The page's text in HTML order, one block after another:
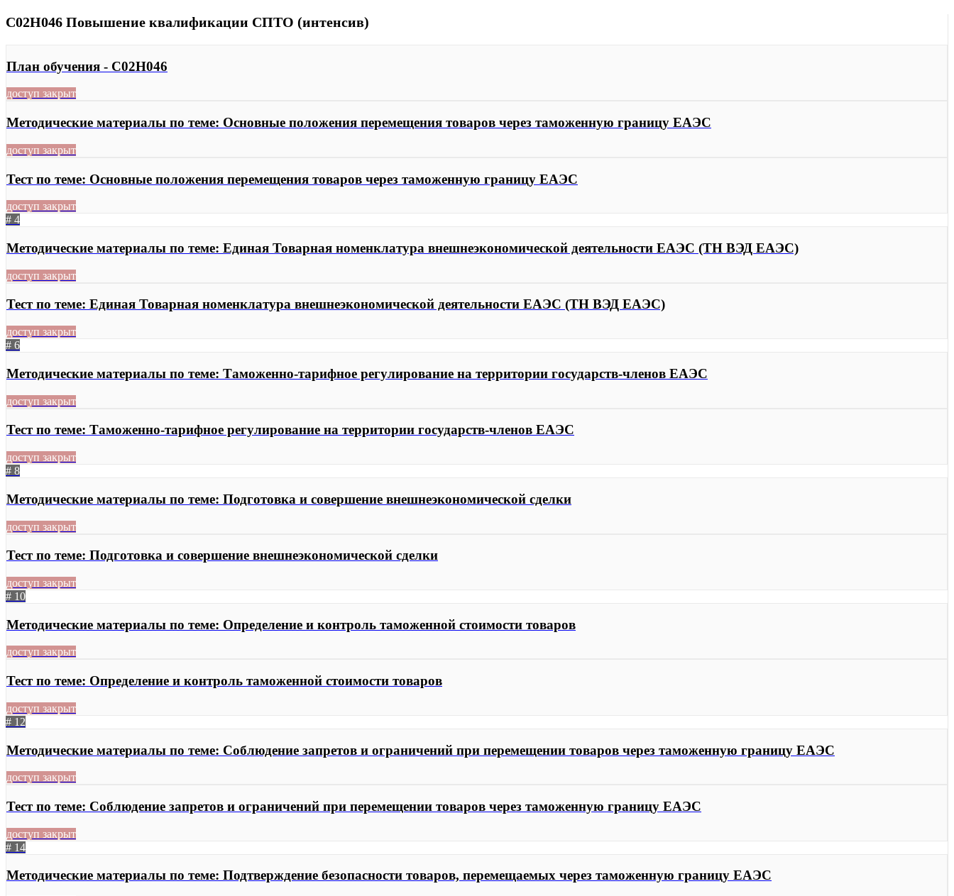
C02H046 Повышение квалификации СПТО (интенсив)
План обучения - C02H046
доступ закрыт
Методические материалы по теме: Основные положения перемещения товаров через таможенную границу ЕАЭС
доступ закрыт
Тест по теме: Основные положения перемещения товаров через таможенную границу ЕАЭС
доступ закрыт
# 4
Методические материалы по теме: Единая Товарная номенклатура внешнеэкономической деятельности ЕАЭС (ТН ВЭД ЕАЭС)
доступ закрыт
Тест по теме: Единая Товарная номенклатура внешнеэкономической деятельности ЕАЭС (ТН ВЭД ЕАЭС)
доступ закрыт
# 6
Методические материалы по теме: Таможенно-тарифное регулирование на территории государств-членов ЕАЭС
доступ закрыт
Тест по теме: Таможенно-тарифное регулирование на территории государств-членов ЕАЭС
доступ закрыт
# 8
Методические материалы по теме: Подготовка и совершение внешнеэкономической сделки
доступ закрыт
Тест по теме: Подготовка и совершение внешнеэкономической сделки
доступ закрыт
# 10
Методические материалы по теме: Определение и контроль таможенной стоимости товаров
доступ закрыт
Тест по теме: Определение и контроль таможенной стоимости товаров
доступ закрыт
# 12
Методические материалы по теме: Соблюдение запретов и ограничений при перемещении товаров через таможенную границу ЕАЭС
доступ закрыт
Тест по теме: Соблюдение запретов и ограничений при перемещении товаров через таможенную границу ЕАЭС
доступ закрыт
# 14
Методические материалы по теме: Подтверждение безопасности товаров, перемещаемых через таможенную границу ЕАЭС